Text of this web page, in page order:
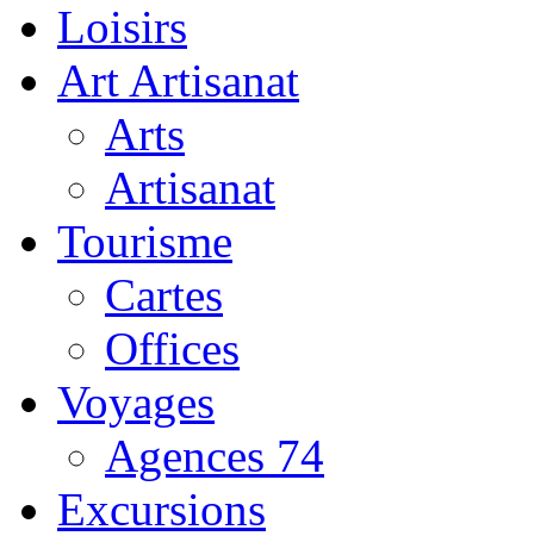
Loisirs
Art Artisanat
Arts
Artisanat
Tourisme
Cartes
Offices
Voyages
Agences 74
Excursions